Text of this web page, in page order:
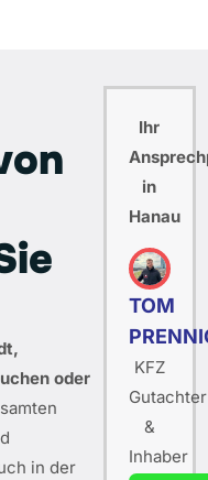
oder
in der
Ihr
in
Hanau
TOM
KFZ
Gutachter
&
Inhaber